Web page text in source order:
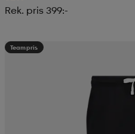
Rek. pris 399:-
Teampris